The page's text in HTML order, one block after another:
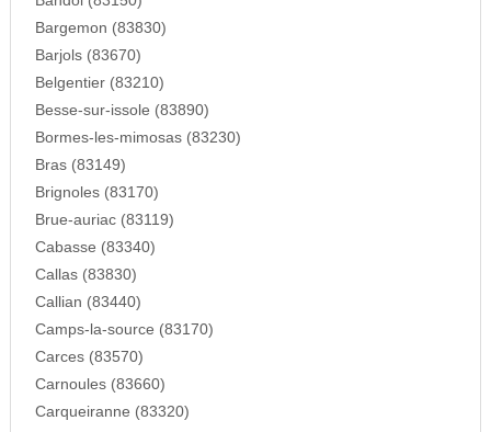
Bargemon (83830)
Barjols (83670)
Belgentier (83210)
Besse-sur-issole (83890)
Bormes-les-mimosas (83230)
Bras (83149)
Brignoles (83170)
Brue-auriac (83119)
Cabasse (83340)
Callas (83830)
Callian (83440)
Camps-la-source (83170)
Carces (83570)
Carnoules (83660)
Carqueiranne (83320)